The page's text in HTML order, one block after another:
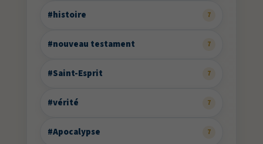
#histoire 7
#nouveau testament 7
#Saint-Esprit 7
#vérité 7
#Apocalypse 7